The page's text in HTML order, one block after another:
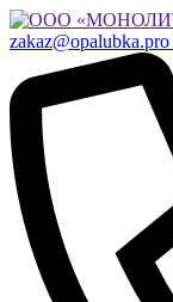
zakaz@opalubka.pro